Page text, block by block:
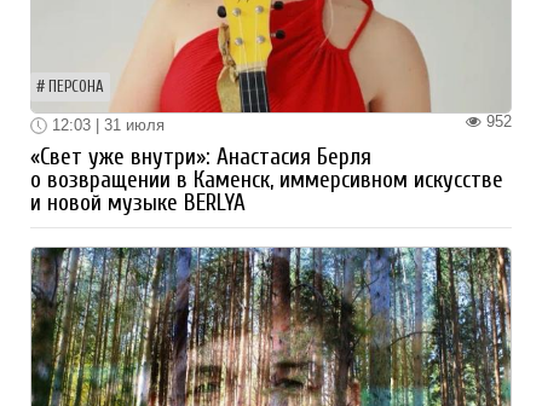
ПЕРСОНА
952
12:03 | 31 июля
«Свет уже внутри»: Анастасия Берля
о возвращении в Каменск, иммерсивном искусстве
и новой музыке BERLYA